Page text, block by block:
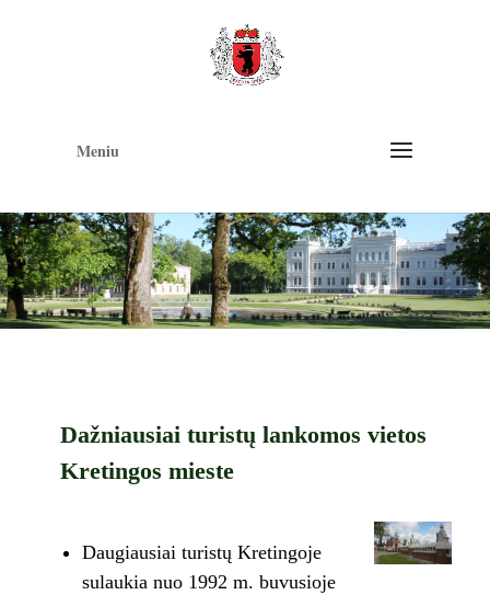
Meniu
Dažniausiai turistų lankomos vietos
Kretingos mieste
Daugiausiai turistų Kretingoje
sulaukia nuo 1992 m. buvusioje